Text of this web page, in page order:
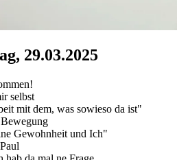
29.03.2025
selbst
mit dem, was sowieso da ist"
Gewohnheit und Ich"